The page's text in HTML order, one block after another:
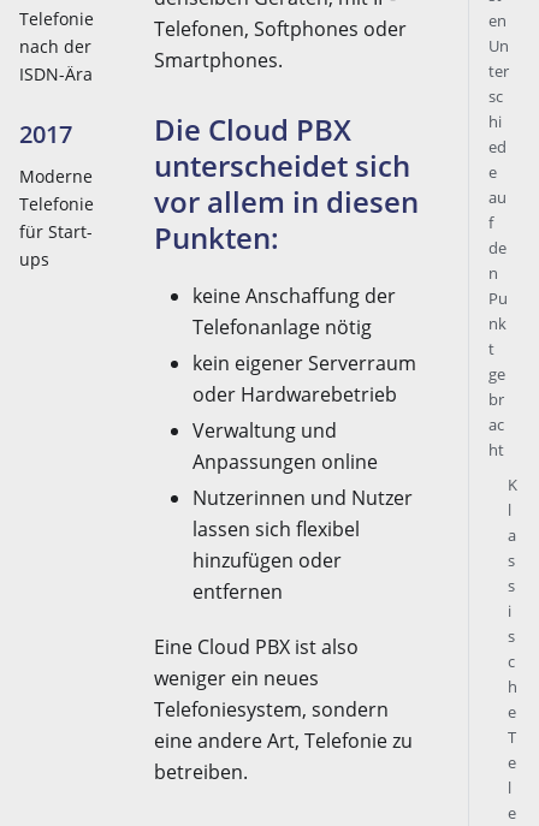
Telefonie
nach der
ISDN-Ära
2017
Moderne
Telefonie
für Start-
ups
Telefonen, Softphones oder
Smartphones.
Die Cloud PBX
unterscheidet sich
vor allem in diesen
Punkten:
keine Anschaffung der
Telefonanlage nötig
kein eigener Serverraum
oder Hardwarebetrieb
Verwaltung und
Anpassungen online
Nutzerinnen und Nutzer
lassen sich flexibel
hinzufügen oder
entfernen
Eine Cloud PBX ist also
weniger ein neues
Telefoniesystem, sondern
eine andere Art, Telefonie zu
betreiben.
en
Un
ter
sc
hi
ed
e
au
f
de
n
Pu
nk
t
ge
br
ac
ht
K
l
a
s
s
i
s
c
h
e
T
e
l
e